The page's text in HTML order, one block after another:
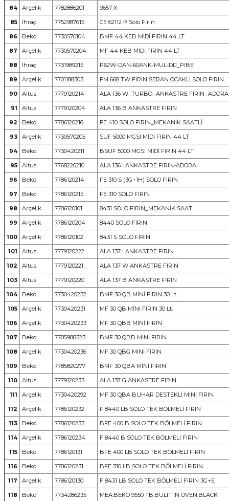
84
Arçelik 7782886201
9657 X
85
İhraç 7752987615
CE 62112 P Solo Fırın
86
Beko 7730570104
BMF 44 KEB MİDİ FIRIN 44 LT
87
Arçelik 7730570204
MF 44 KEB MİDİ FIRIN 44 LT
88
İhraç 7731989215
P62W-DAN-60ANK-MUL-DIJ_PIBE
89
Arçelik 7701188303
FM 668 TW FIRIN SERAN OCAKLI SOLO FIRIN
90
Altus 7779120214
ALA 136 W_TURBO_ANKASTRE FIRIN_ADORA
91
Altus 7779120204
ALA 136 B ANKASTRE FIRIN
92
Beko 7786120216
FE 410 SOLO FIRIN_MEKANİK SAATLİ
93
Arçelik 7730570205
SUF 5000 MGSI MİDİ FIRIN 44 LT
94
Beko 7730420211
BSUF 5000 MGSI MİDİ FIRIN 44 LT
95
Altus 7768220210
ALA 136 I ANKASTRE FIRIN-ADORA
96
Beko 7786120214
FE 310 S (3G+1H) SOLO FIRIN
97
Beko 7786120215
FE 310 SOLO FIRIN
98
Arçelik 7786120101
8431 SOLO FIRIN_MEKANİK SAAT
99
Arçelik 7786120204
8440 SOLO FIRIN
100
Arçelik 7786120102
8431 S SOLO FIRIN
101
Altus 7779120222
ALA 137 I ANKASTRE FIRIN
102
Altus 7779120221
ALA 137 W ANKASTRE FIRIN
103
Altus 7779120220
ALA 137 B ANKASTRE FIRIN
104
Beko 7730420232
BMF 30 QB MİNİ FIRIN 30 Lt.
105
Arçelik 7730420231
MF 30 QB MİNİ FIRIN 30 Lt.
106
Arçelik 7730420233
MF 30 QBB MİNİ FIRIN
107
Beko 7785988323
BMF 30 QBB MİNİ FIRIN
108
Arçelik 7730420236
MF 30 QBG MİNİ FIRIN
109
Beko 7785820277
BMF 30 QBA MİNİ FIRIN
110
Altus 7779120233
ALA 137 G ANKASTRE FIRIN
111
Arçelik 7730420292
MF 30 QBA BUHAR DESTEKLİ MİNİ FIRIN
112
Arçelik 7786120232
F 8440 LB SOLO TEK BÖLMELİ FIRIN
113
Beko 7786120233
BFE 400 B SOLO TEK BÖLMELİ FIRIN
114
Arçelik 7786120234
F 8440 B SOLO TEK BÖLMELİ FIRIN
115
Beko 7786120131
BFE 400 LB SOLO TEK BÖLMELİ FIRIN
116
Beko 7786120231
BFE 310 LB SOLO TEK BÖLMELİ FIRIN
117
Arçelik 7786120130
F 8431 LB SOLO TEK BÖLMELİ FIRIN 3G+E
118
Beko 7734286235
MEA,BEKO 9550 TB,BULIT IN OVEN,BLACK